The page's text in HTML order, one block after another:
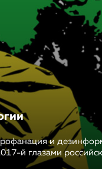
и
й глазами